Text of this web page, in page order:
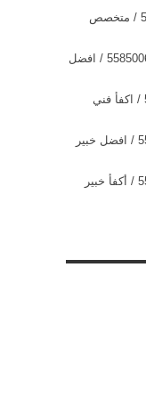
معلم صحي سباك اشبيلية / 55850065 / متخصص
معلم صحي سباك أسواق القرين / 55850065 / افضل
معلم صحي سباك الدعية / 55850065 / اكفأ فني
معلم صحي سباك الدسمة / 55850065 / افضل خبير
معلم صحي سباك الخيران / 55850065 / أكفأ خبير